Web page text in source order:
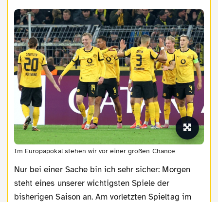
Im Europapokal stehen wir vor einer großen Chance
Nur bei einer Sache bin ich sehr sicher: Morgen
steht eines unserer wichtigsten Spiele der
bisherigen Saison an. Am vorletzten Spieltag im